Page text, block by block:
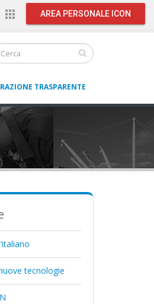
apps AREA PERSONALE ICON
TRASPARENTE
tecnologie